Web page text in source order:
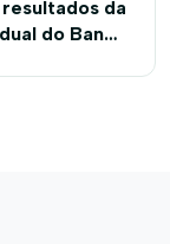
da
do Banco